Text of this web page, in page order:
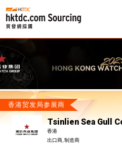
香港贸发局参展商
Tsinlien Sea Gull
香港
出口商, 制造商